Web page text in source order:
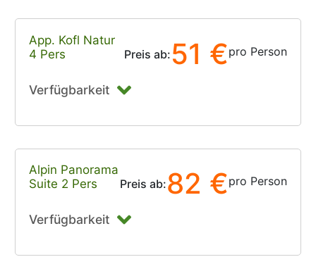
App. Kofl Natur
4 Pers
Preis ab: 51 €pro Person
Verfügbarkeit
Alpin Panorama
Suite 2 Pers
Preis ab:82 €pro Person
Verfügbarkeit